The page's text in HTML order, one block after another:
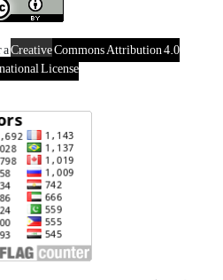
CreativeCommons Attribution 4.0
License